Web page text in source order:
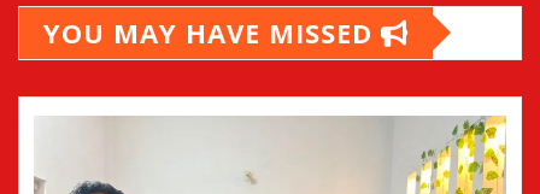
YOU MAY HAVE MISSED